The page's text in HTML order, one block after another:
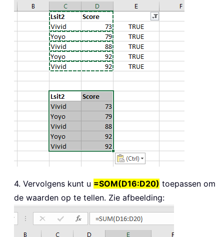
4. Vervolgens kunt u =SOM(D16:D20) toepassen om
de waarden op te tellen. Zie afbeelding: